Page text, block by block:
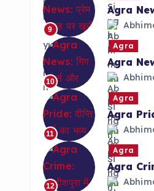
9
Agra
10
Agra
Agra
11
Agra
Agra
12
Agra
Agra